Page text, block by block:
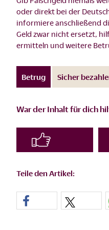
oder direkt bei der
informiere anschließend
Geld zwar nicht ersetzt,
ermitteln und weitere
Betrug Sicher
War der Inhalt für dich
Teile den Artikel: